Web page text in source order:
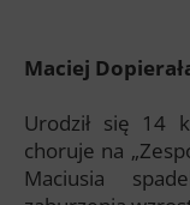
Maciej
Urodził się 14
choruje na
Maciusia